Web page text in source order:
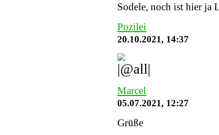
Sodele, noch ist hier ja
Pozilei
20.10.2021, 14:37
Marcel
05.07.2021, 12:27
Grüße